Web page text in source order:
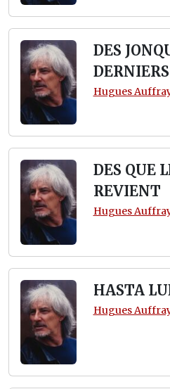
DES
Hugues
DES QUE
REVIENT
Hugues
HASTA
Hugues